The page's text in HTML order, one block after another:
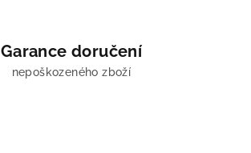
í
p
r
Garance doručení
nepoškozeného zboží